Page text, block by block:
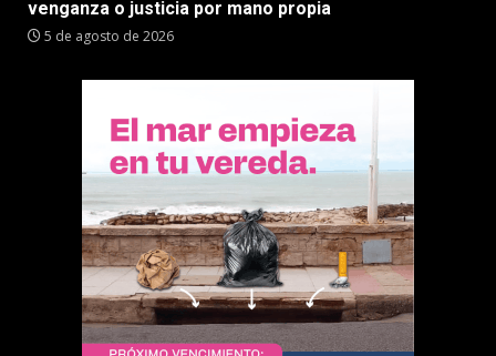
venganza o justicia por mano propia
5 de agosto de 2026